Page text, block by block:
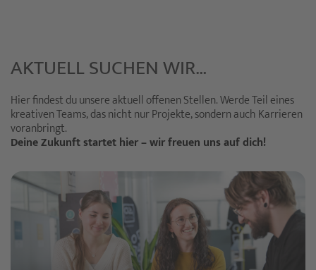
AKTUELL SUCHEN WIR…
Hier findest du unsere aktuell offenen Stellen. Werde Teil eines
kreativen Teams, das nicht nur Projekte, sondern auch Karrieren
voranbringt.
Deine Zukunft startet hier – wir freuen uns auf dich!